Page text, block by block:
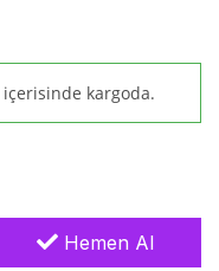
içerisinde kargoda.
Hemen Al